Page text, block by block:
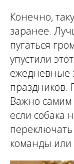
Конечно,
заранее.
пугаться
упустили
ежедневные
праздников.
Важно самим
если собака
команды или